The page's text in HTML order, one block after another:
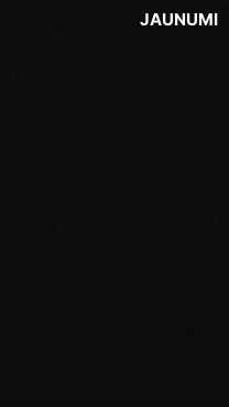
JAUNUMI